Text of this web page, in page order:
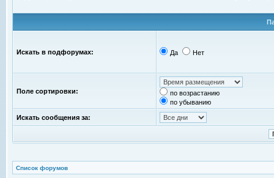
Искать в подфорумах: Да Нет
Поле сортировки:
по возрастанию
по убыванию
Искать сообщения за:
Список форумов